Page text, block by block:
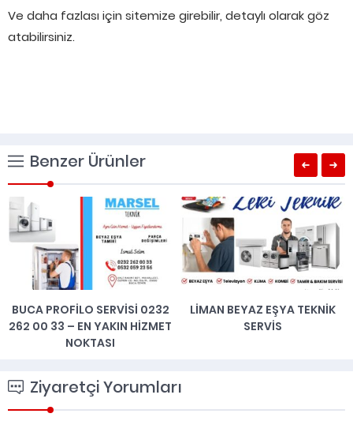
Ve daha fazlası için sitemize girebilir, detaylı olarak göz
atabilirsiniz.
Benzer Ürünler
BUCA PROFILO SERVISI 0232
262 00 33 – EN YAKIN HIZMET
NOKTASI
LIMAN BEYAZ EŞYA TEKNIK
SERVIS
Ziyaretçi Yorumları